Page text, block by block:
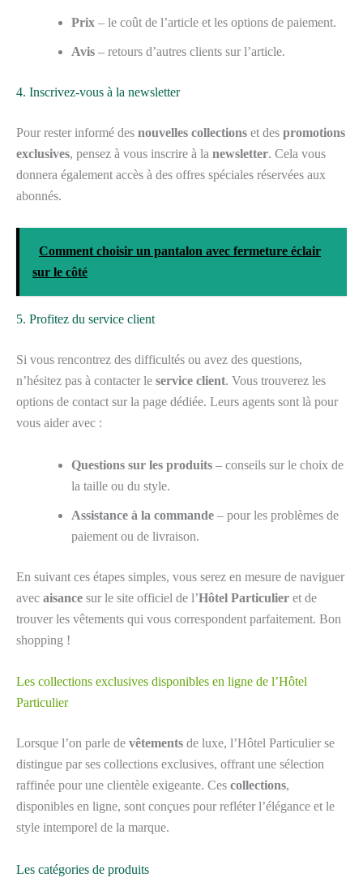
Prix – le coût de l’article et les options de paiement.
Avis – retours d’autres clients sur l’article.
4. Inscrivez-vous à la newsletter
Pour rester informé des nouvelles collections et des promotions
exclusives, pensez à vous inscrire à la newsletter. Cela vous
donnera également accès à des offres spéciales réservées aux
abonnés.
Comment choisir un pantalon avec fermeture éclair
sur le côté
5. Profitez du service client
Si vous rencontrez des difficultés ou avez des questions,
n’hésitez pas à contacter le service client. Vous trouverez les
options de contact sur la page dédiée. Leurs agents sont là pour
vous aider avec :
Questions sur les produits – conseils sur le choix de
la taille ou du style.
Assistance à la commande – pour les problèmes de
paiement ou de livraison.
En suivant ces étapes simples, vous serez en mesure de naviguer
avec aisance sur le site officiel de l’Hôtel Particulier et de
trouver les vêtements qui vous correspondent parfaitement. Bon
shopping !
Les collections exclusives disponibles en ligne de l’Hôtel
Particulier
Lorsque l’on parle de vêtements de luxe, l’Hôtel Particulier se
distingue par ses collections exclusives, offrant une sélection
raffinée pour une clientèle exigeante. Ces collections,
disponibles en ligne, sont conçues pour refléter l’élégance et le
style intemporel de la marque.
Les catégories de produits